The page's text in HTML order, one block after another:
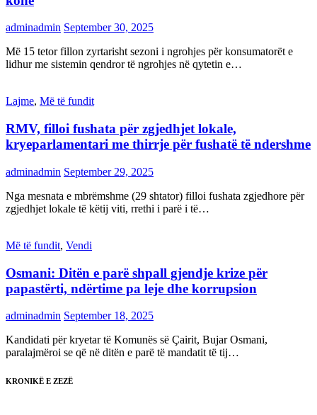
adminadmin September 30, 2025
Më 15 tetor fillon zyrtarisht sezoni i ngrohjes për konsumatorët e
lidhur me sistemin qendror të ngrohjes në qytetin e…
Lajme, Më të fundit
RMV, filloi fushata për zgjedhjet lokale,
kryeparlamentari me thirrje për fushatë të ndershme
adminadmin September 29, 2025
Nga mesnata e mbrëmshme (29 shtator) filloi fushata zgjedhore për
zgjedhjet lokale të këtij viti, rrethi i parë i të…
Më të fundit, Vendi
Osmani: Ditën e parë shpall gjendje krize për
papastërti, ndërtime pa leje dhe korrupsion
adminadmin September 18, 2025
Kandidati për kryetar të Komunës së Çairit, Bujar Osmani,
paralajmëroi se që në ditën e parë të mandatit të tij…
KRONIKË E ZEZË